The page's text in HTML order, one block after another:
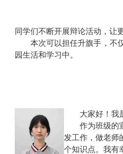
同学们不断开展辩论活动，让
本次可以担任升旗手，不
园生活和学习中。
大家好！我
作为班级的
发工作，做老师
个知识点。我有